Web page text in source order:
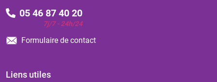
05 46 87 40 20
7j/7 - 24h/24
Formulaire de contact
Liens utiles